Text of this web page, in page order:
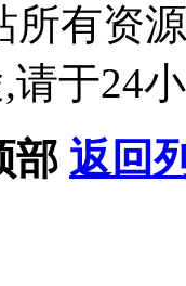
有资
请于24
部 返回